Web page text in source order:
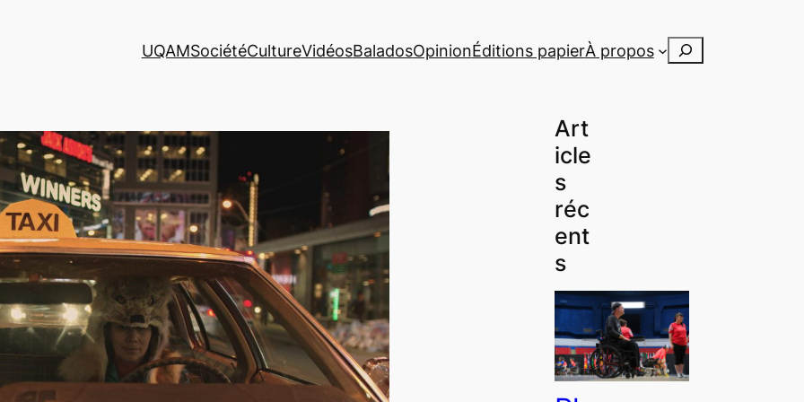
UQAMSociétéCultureVidéosBaladosOpinionÉditions papierÀ propos Rechercher
Art
icle
s
réc
ent
s